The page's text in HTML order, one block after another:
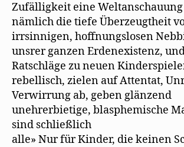
Zufälligkeit eine
nämlich die tiefe Überzeugtheit
irrsinnigen, hoffnungslosen
unsrer ganzen Erdenexistenz,
Ratschläge zu neuen
rebellisch, zielen auf Attentat,
Verwirrung ab, geben glänzend
unehrerbietige, blasphemische
sind schließlich
alle» Nur für Kinder, die keinen